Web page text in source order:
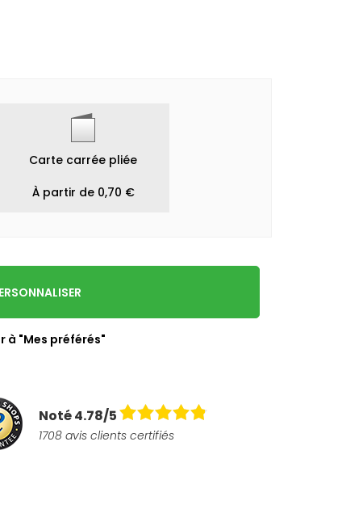
Carte carrée pliée
À partir de 0,70 €
à "Mes préférés"
Noté 4.78/5
1708 avis clients certifiés